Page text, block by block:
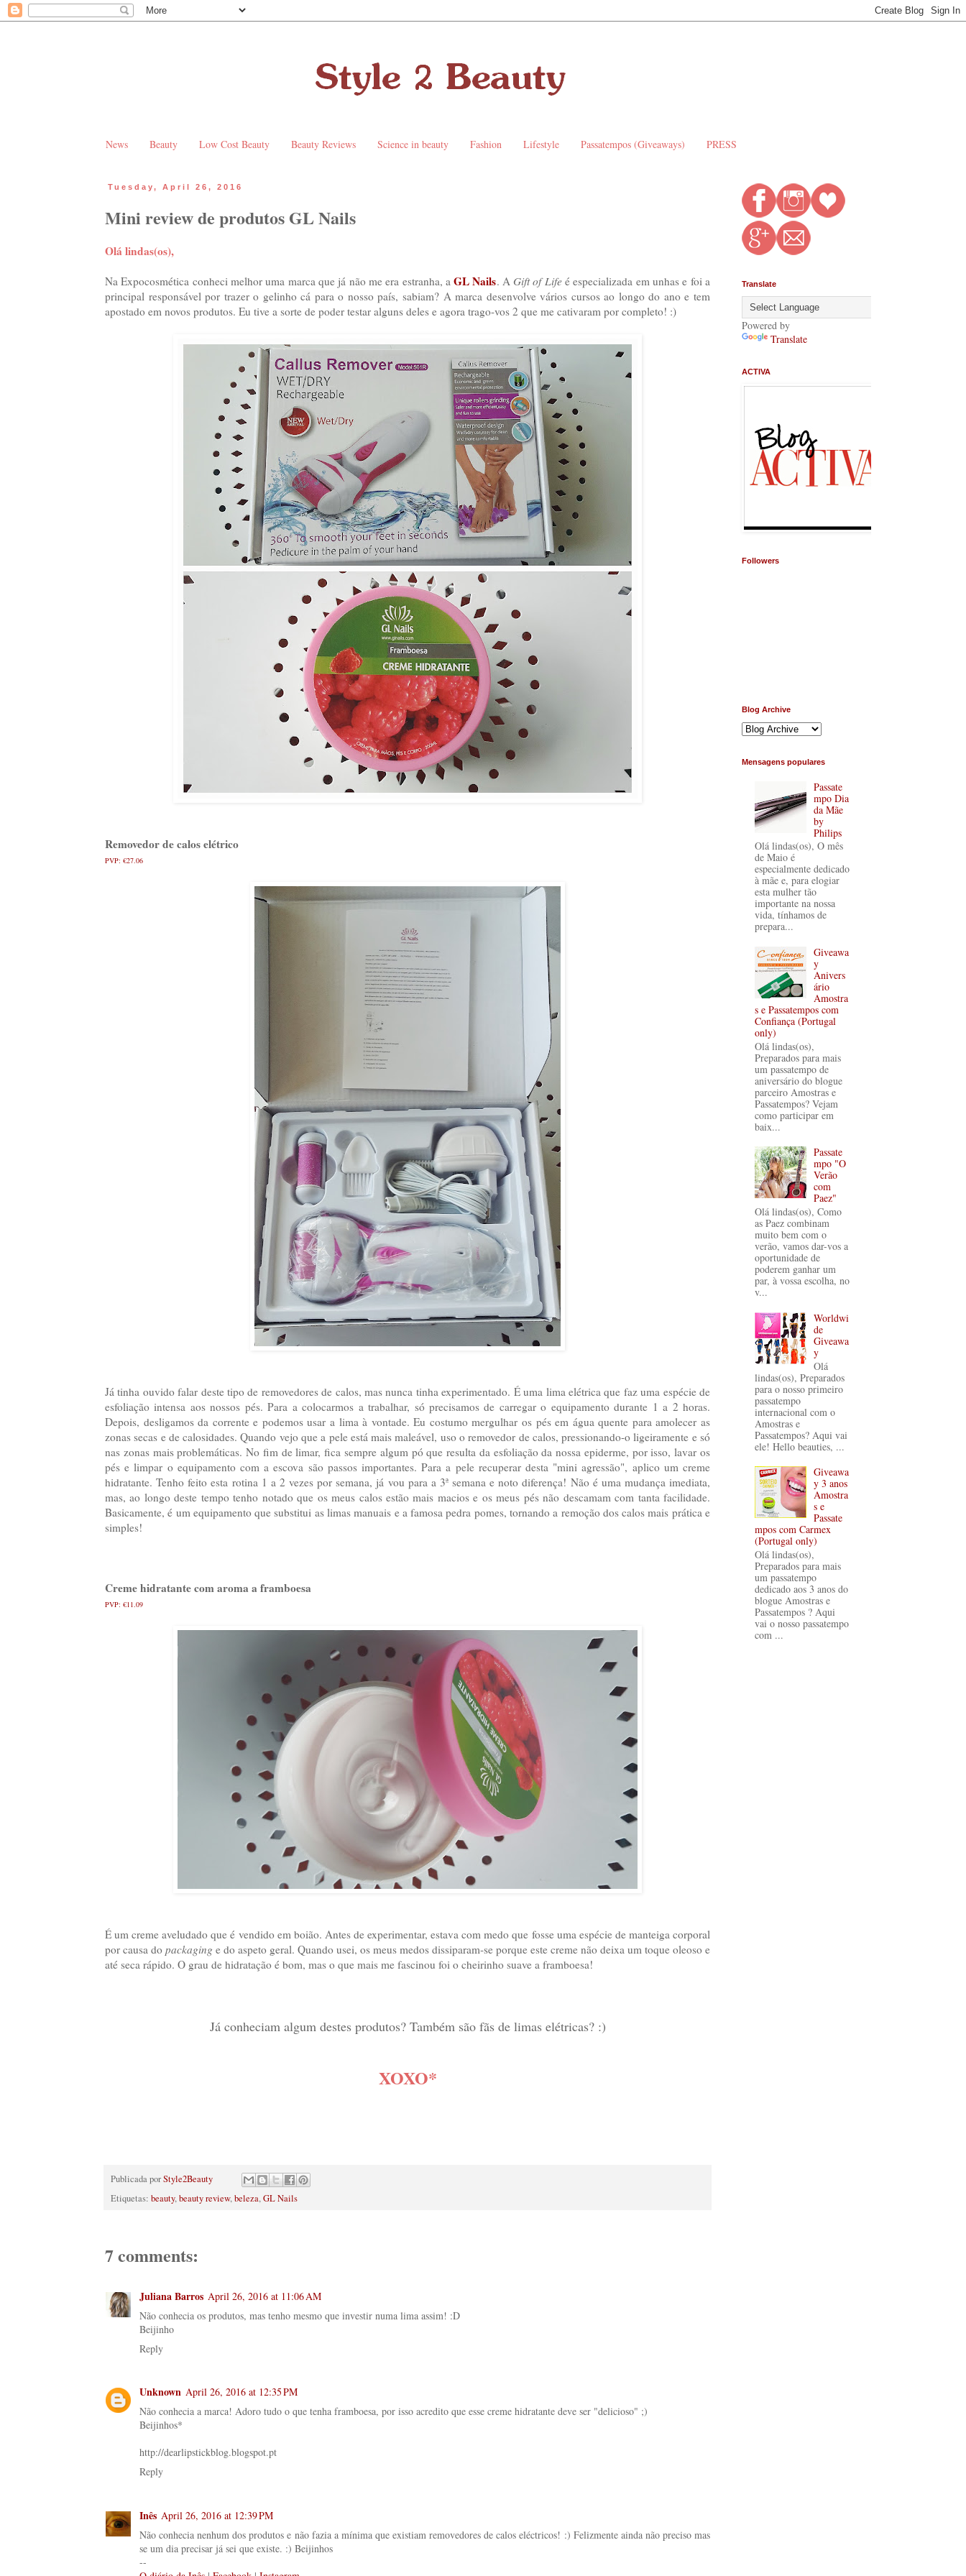
News Beauty Low Cost Beauty Beauty Reviews Science in beauty Fashion Lifestyle Passatempos (Giveaways) PRESS
Tuesday, April 26, 2016
Mini review de produtos GL Nails
Olá lindas(os),
Na Expocosmética conheci melhor uma marca que já não me era estranha, aGL Nails. A Gift of Lifeé especializada em unhas e foi a
principal responsável por trazer o gelinho cá para o nosso país, sabiam? A marca desenvolve vários cursos ao longo do ano e tem
apostado em novos produtos. Eu tive a sorte de poder testar alguns deles e agora trago-vos 2 que me cativaram por completo! :)
Removedor de calos elétrico
PVP: €27.06
Já tinha ouvido falar deste tipo de removedores de calos, mas nunca tinha experimentado. É uma lima elétrica que faz uma espécie de
esfoliação intensa aos nossos pés. Para a colocarmos a trabalhar, só precisamos de carregar o equipamento durante 1 a 2 horas.
Depois, desligamos da corrente e podemos usar a lima à vontade. Eu costumo mergulhar os pés em água quente para amolecer as
zonas secas e de calosidades. Quando vejo que a pele está mais maleável, uso o removedor de calos, pressionando-o ligeiramente e só
nas zonas mais problemáticas. No fim de limar, fica sempre algum pó que resulta da esfoliação da nossa epiderme, por isso, lavar os
pés e limpar o equipamento com a escova são passos importantes. Para a pele recuperar desta "mini agressão", aplico um creme
hidratante. Tenho feito esta rotina 1 a 2 vezes por semana, já vou para a 3ª semana e noto diferença! Não é uma mudança imediata,
mas, ao longo deste tempo tenho notado que os meus calos estão mais macios e os meus pés não descamam com tanta facilidade.
Basicamente, é um equipamento que substitui as limas manuais e a famosa pedra pomes, tornando a remoção dos calos mais prática e
simples!
Creme hidratante com aroma a framboesa
PVP: €11.09
É um creme aveludado que é vendido em boião. Antes de experimentar, estava com medo que fosse uma espécie de manteiga corporal
por causa do packaging e do aspeto geral. Quando usei, os meus medos dissiparam-se porque este creme não deixa um toque oleoso e
até seca rápido. O grau de hidratação é bom, mas o que mais me fascinou foi o cheirinho suave a framboesa!
Já conheciam algum destes produtos? Também são fãs de limas elétricas? :)
XOXO*
Publicada porStyle2Beauty
Etiquetas: beauty,beauty review,beleza,GL Nails
7 comments:
Juliana Barros April 26, 2016 at 11:06 AM
Não conhecia os produtos, mas tenho mesmo que investir numa lima assim! :D
Beijinho
Reply
Unknown April 26, 2016 at 12:35 PM
Não conhecia a marca! Adoro tudo o que tenha framboesa, por isso acredito que esse creme hidratante deve ser "delicioso" ;)
Beijinhos*
http://dearlipstickblog.blogspot.pt
Reply
Inês April 26, 2016 at 12:39 PM
Não conhecia nenhum dos produtos e não fazia a mínima que existiam removedores de calos eléctricos! :) Felizmente ainda não preciso mas
se um dia precisar já sei que existe. :) Beijinhos
--
Translate
Powered by
Translate
ACTIVA
Followers
Blog Archive
Mensagens populares
Passate
mpo Dia
da Mãe
by
Philips
Olá lindas(os), O mês
de Maio é
especialmente dedicado
à mãe e, para elogiar
esta mulher tão
importante na nossa
vida, tínhamos de
prepara...
Giveawa
y
Anivers
ário
Amostra
s e Passatempos com
Confiança (Portugal
only)
Olá lindas(os),
Preparados para mais
um passatempo de
aniversário do blogue
parceiro Amostras e
Passatempos? Vejam
como participar em
baix...
Passate
mpo "O
Verão
com
Paez"
Olá lindas(os), Como
as Paez combinam
muito bem com o
verão, vamos dar-vos a
oportunidade de
poderem ganhar um
par, à vossa escolha, no
v...
Worldwi
de
Giveawa
y
Olá
lindas(os), Preparados
para o nosso primeiro
passatempo
internacional com o
Amostras e
Passatempos? Aqui vai
ele! Hello beauties, ...
Giveawa
y 3 anos
Amostra
s e
Passate
mpos com Carmex
(Portugal only)
Olá lindas(os),
Preparados para mais
um passatempo
dedicado aos 3 anos do
blogue Amostras e
Passatempos ? Aqui
vai o nosso passatempo
com ...